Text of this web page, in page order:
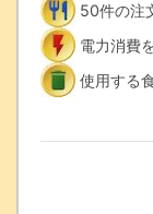
50件の注
電力消費
使用する